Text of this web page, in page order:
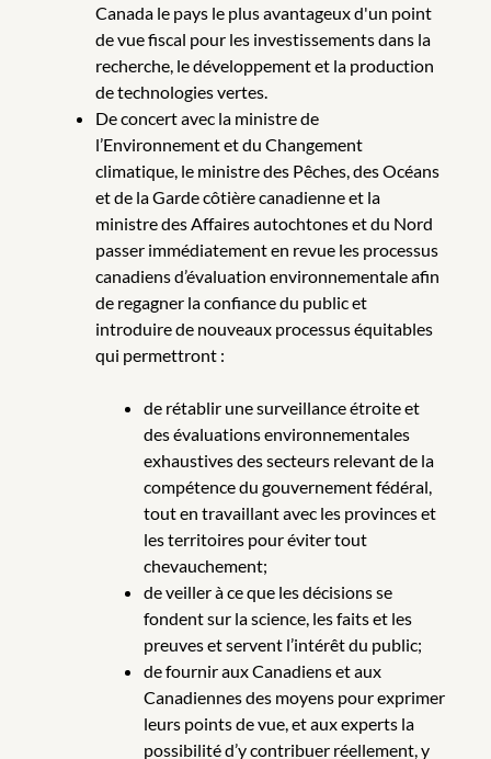
Canada le pays le plus avantageux d'un point
de vue fiscal pour les investissements dans la
recherche, le développement et la production
de technologies vertes.
De concert avec la ministre de
l’Environnement et du Changement
climatique, le ministre des Pêches, des Océans
et de la Garde côtière canadienne et la
ministre des Affaires autochtones et du Nord
passer immédiatement en revue les processus
canadiens d’évaluation environnementale afin
de regagner la confiance du public et
introduire de nouveaux processus équitables
qui permettront :
de rétablir une surveillance étroite et
des évaluations environnementales
exhaustives des secteurs relevant de la
compétence du gouvernement fédéral,
tout en travaillant avec les provinces et
les territoires pour éviter tout
chevauchement;
de veiller à ce que les décisions se
fondent sur la science, les faits et les
preuves et servent l’intérêt du public;
de fournir aux Canadiens et aux
Canadiennes des moyens pour exprimer
leurs points de vue, et aux experts la
possibilité d’y contribuer réellement, y